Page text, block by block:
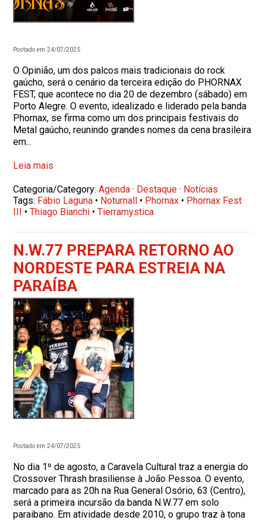
Postado em 24/07/2025
O Opinião, um dos palcos mais tradicionais do rock
gaúcho, será o cenário da terceira edição do PHORNAX
FEST, que acontece no dia 20 de dezembro (sábado) em
Porto Alegre. O evento, idealizado e liderado pela banda
Phornax, se firma como um dos principais festivais do
Metal gaúcho, reunindo grandes nomes da cena brasileira
em...
Leia mais
Categoria/Category:Agenda · Destaque · Notícias
Tags: Fábio Laguna • Noturnall • Phornax • Phornax Fest
III •Thiago Bianchi •Tierramystica
N.W.77 PREPARA RETORNO AO
NORDESTE PARA ESTREIA NA
PARAÍBA
Postado em 24/07/2025
No dia 1º de agosto, a Caravela Cultural traz a energia do
Crossover Thrash brasiliense à João Pessoa. O evento,
marcado para as 20h na Rua General Osório, 63 (Centro),
será a primeira incursão da banda N.W.77 em solo
paraibano. Em atividade desde 2010, o grupo traz à tona